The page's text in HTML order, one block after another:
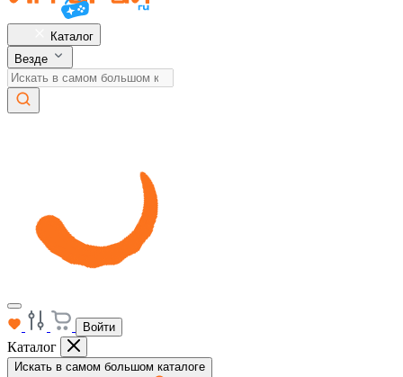
Каталог
Везде
Войти
Каталог
Искать в самом большом каталоге